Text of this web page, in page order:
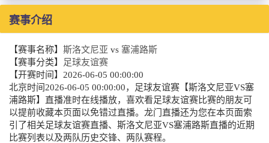
赛事介绍
【赛事名称】 斯洛文尼亚 vs 塞浦路斯
【赛事分类】
足球友谊赛
【开赛时间】 2026-06-05 00:00:00
北京时间2026-06-05 00:00:00，足球友谊赛【斯洛文尼亚VS塞
浦路斯】直播准时在线播放，喜欢看足球友谊赛比赛的朋友可
以提前收藏本页面以免错过直播。龙门直播还为您在本页面索
引了相关足球友谊赛直播、斯洛文尼亚VS塞浦路斯直播的近期
比赛列表以及两队历史交锋、两队赛程。